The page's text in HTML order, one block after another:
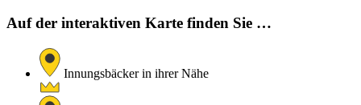
Auf der interaktiven Karte finden Sie …
Innungsbäcker in ihrer Nähe